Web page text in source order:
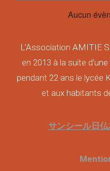
L’Association AMITIE
en 2013 à la suite
pendant 22 ans le lycée
et aux habitants
サンシール日
Aucun